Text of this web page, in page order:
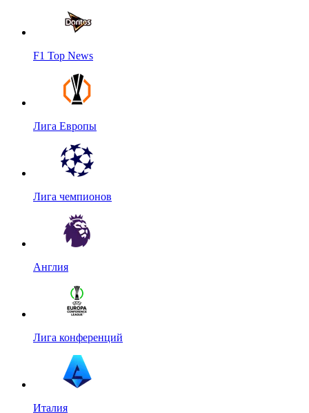
F1 Top News
Лига Европы
Лига чемпионов
Англия
Лига конференций
Италия